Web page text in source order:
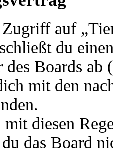
auf
du
des Boards ab
mit den
mit diesen
das Board